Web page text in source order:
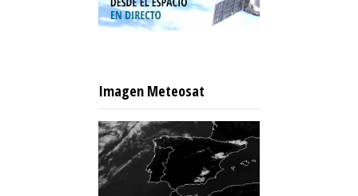
Imagen Meteosat